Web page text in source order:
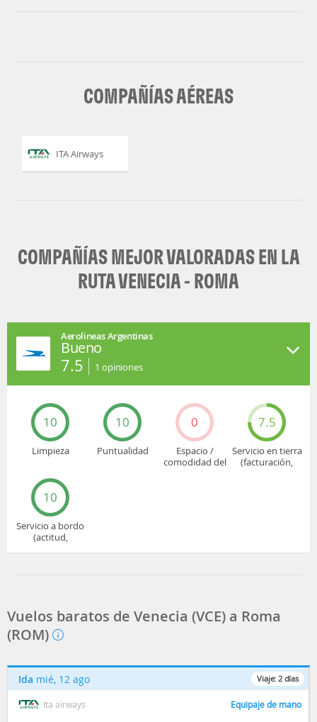
COMPAÑÍAS AÉREAS
ITA Airways
COMPAÑÍAS MEJOR VALORADAS EN LA
RUTA VENECIA - ROMA
Aerolineas Argentinas
Bueno
7.5 1 opiniones
10
Limpieza
10
Puntualidad
0
Espacio /
comodidad del
7.5
Servicio en tierra
(facturación,
10
Servicio a bordo
(actitud,
Vuelos baratos de Venecia (VCE) a Roma
(ROM)
Viaje: 2 días
Ida mié, 12 ago
Ita airways Equipaje de mano